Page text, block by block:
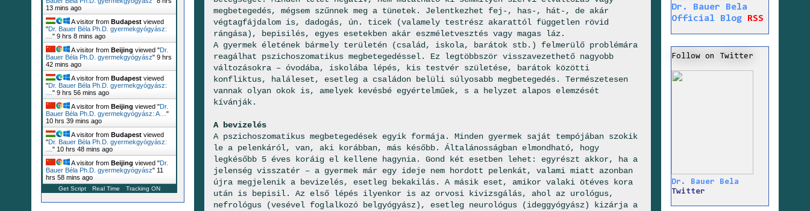
megbetegedés, mégsem szűnnek meg a tünetek. Jelentkezhet fej-, has-, hát-, de akár
végtagfájdalom is, dadogás, ún. ticek (valamely testrész akarattól független rövid
rángása), bepisilés, egyes esetekben akár eszméletvesztés vagy magas láz.
A gyermek életének bármely területén (család, iskola, barátok stb.) felmerülő problémára
reagálhat pszichoszomatikus megbetegedéssel. Ez legtöbbször visszavezethető nagyobb
változásokra – óvodába, iskolába lépés, kis testvér születése, barátok közötti
konfliktus, haláleset, esetleg a családon belüli súlyosabb megbetegedés. Természetesen
vannak olyan okok is, amelyek kevésbé egyértelműek, s a helyzet alapos elemzését
kívánják.
A bevizelés
A pszichoszomatikus megbetegedések egyik formája. Minden gyermek saját tempójában szokik
le a pelenkáról, van, aki korábban, más később. Általánosságban elmondható, hogy
legkésőbb 5 éves koráig el kellene hagynia. Gond két esetben lehet: egyrészt akkor, ha a
jelenség visszatér – a gyermek már egy ideje nem hordott pelenkát, valami miatt azonban
újra megjelenik a bevizelés, esetleg bekakilás. A másik eset, amikor valaki ötéves kora
után is bepisil. Az első lépés ilyenkor is az orvosi kivizsgálás, ahol az urológus,
nefrológus (vesével foglalkozó belgyógyász), esetleg neurológus (ideggyógyász) kizárja a
13 mins ago
A visitor from Budapest viewed
"Dr. Bauer Béla Ph.D. gyermekgyógyász:
" 9 hrs 8 mins ago
A visitor from Beijing viewed "Dr.
Bauer Béla Ph.D. gyermekgyógyász" 9 hrs
42 mins ago
A visitor from Budapest viewed
"Dr. Bauer Béla Ph.D. gyermekgyógyász:
" 9 hrs 56 mins ago
A visitor from Beijing viewed "Dr.
Bauer Béla Ph.D. gyermekgyógyász: A… "
10 hrs 39 mins ago
A visitor from Budapest viewed
"Dr. Bauer Béla Ph.D. gyermekgyógyász:
" 10 hrs 48 mins ago
A visitor from Beijing viewed "Dr.
Bauer Béla Ph.D. gyermekgyógyász" 11
hrs 58 mins ago
Get Script Real Time Tracking ON
Dr. Bauer Bela
Official Blog
RSS
Follow on Twitter
Dr. Bauer Bela
Twitter